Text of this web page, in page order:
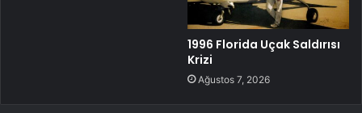
1996 Florida Uçak Saldırısı
Krizi
Ağustos 7, 2026